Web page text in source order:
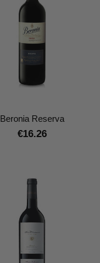
Beronia Reserva
€16.26